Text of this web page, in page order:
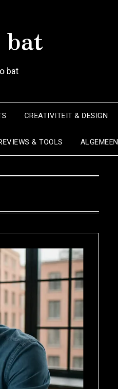
bat
CREATIVITEIT & DESIGN
& TOOLS ALGEMEEN